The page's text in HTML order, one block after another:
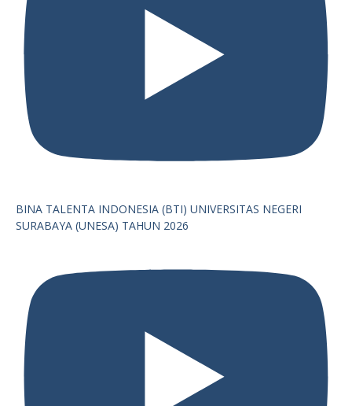
BINA TALENTA INDONESIA (BTI) UNIVERSITAS NEGERI
SURABAYA (UNESA) TAHUN 2026